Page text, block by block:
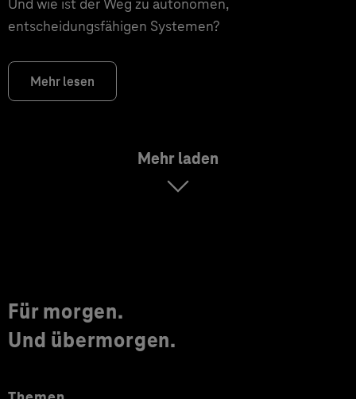
entscheidungsfähigen Systemen?
Mehr lesen
Mehr laden
Für morgen.
Und übermorgen.